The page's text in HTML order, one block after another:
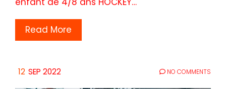
Read More
12 SEP 2022 NO COMMENTS